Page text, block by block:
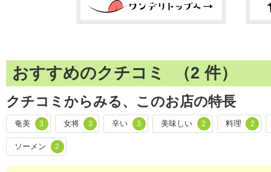
おすすめのクチコミ （2 件）
クチコミからみる、このお店の特長
奄美 3 女将 3 辛い 3 美味しい 2 料理 2
ソーメン 2